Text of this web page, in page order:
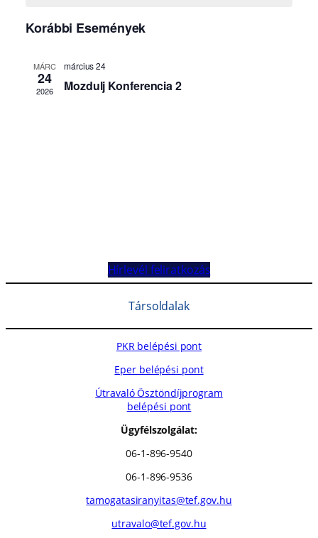
Hírlevél feliratkozás
Társoldalak
PKR belépési pont
Eper belépési pont
Útravaló Ösztöndíjprogram
belépési pont
Ügyfélszolgálat:
06-1-896-9540
06-1-896-9536
tamogatasiranyitas@tef.gov.hu
utravalo@tef.gov.hu